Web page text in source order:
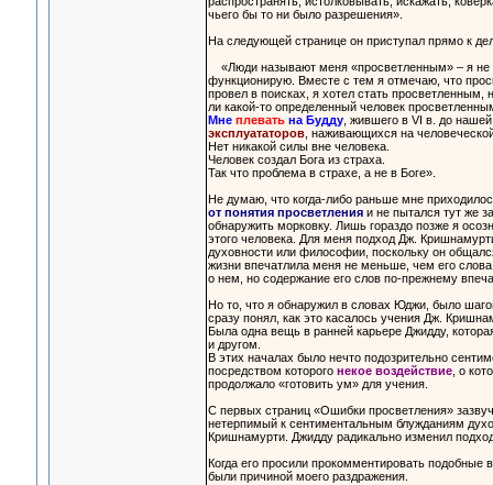
чьего бы то ни было разрешения».
На следующей странице он приступал прямо к
«Люди называют меня «просветленным» – я не
функционирую. Вместе с тем я отмечаю, что
провел в поисках, я хотел стать просветленным,
ли какой-то определенный человек
Мне плеватьна Будду, жившего в VI в. до
эксплуататоров, наживающихся на
Нет никакой силы вне человека.
Человек создал Бога из страха.
Так что проблема в страхе, а не в Боге».
Не думаю, что когда-либо раньше мне
от понятия просветленияи не пытался тут же
обнаружить морковку. Лишь гораздо позже я
этого человека. Для меня подход Дж.
духовности или философии, поскольку он
жизни впечатлила меня не меньше, чем его
о нем, но содержание его слов по-прежнему
Но то, что я обнаружил в словах Юджи, было
сразу понял, как это касалось учения Дж.
Была одна вещь в ранней карьере Джидду,
и другом.
В этих началах было нечто подозрительно
посредством которого некое воздействие, о
продолжало «готовить ум» для учения.
С первых страниц «Ошибки просветления»
нетерпимый к сентиментальным блужданиям
Кришнамурти. Джидду радикально изменил
Когда его просили прокомментировать
были причиной моего раздражения.